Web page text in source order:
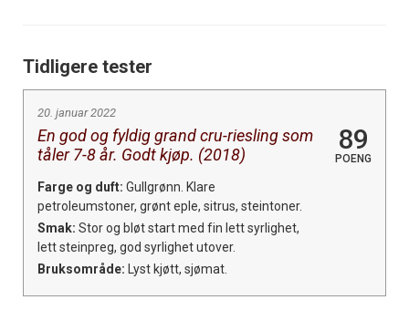
Tidligere tester
20. januar 2022
En god og fyldig grand cru-riesling som
tåler 7-8 år. Godt kjøp. (2018)
89
POENG
Farge og duft: Gullgrønn. Klare
petroleumstoner, grønt eple, sitrus, steintoner.
Smak: Stor og bløt start med fin lett syrlighet,
lett steinpreg, god syrlighet utover.
Bruksområde: Lyst kjøtt, sjømat.